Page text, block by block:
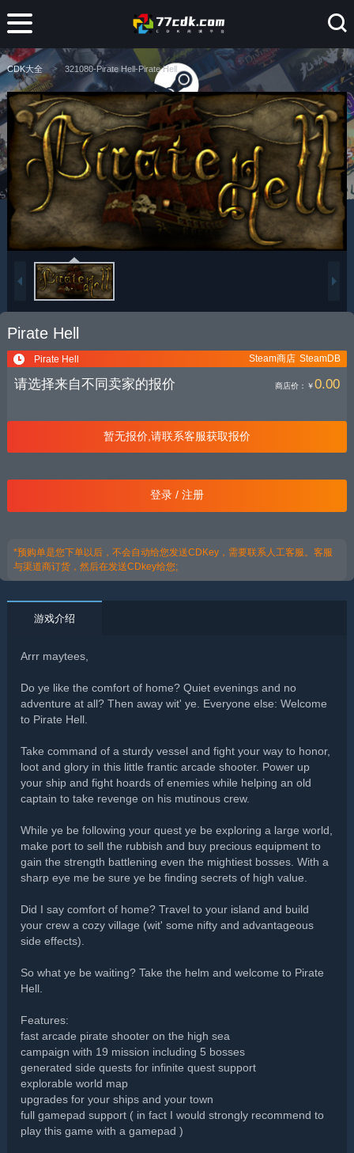
CDK大全 321080-Pirate Hell-Pirate Hell
Pirate Hell
Pirate Hell SteamDB
Steam商店
请选择来自不同卖家的报价 商店价： ￥0.00
暂无报价,请联系客服获取报价
登录 / 注册
*预购单是您下单以后，不会自动给您发送CDKey，需要联系人工客服。客服
与渠道商订货，然后在发送CDkey给您;
游戏介绍
Arrr maytees,
Do ye like the comfort of home? Quiet evenings and no
adventure at all? Then away wit' ye. Everyone else: Welcome
to Pirate Hell.
Take command of a sturdy vessel and fight your way to honor,
loot and glory in this little frantic arcade shooter. Power up
your ship and fight hoards of enemies while helping an old
captain to take revenge on his mutinous crew.
While ye be following your quest ye be exploring a large world,
make port to sell the rubbish and buy precious equipment to
gain the strength battlening even the mightiest bosses. With a
sharp eye me be sure ye be finding secrets of high value.
Did I say comfort of home? Travel to your island and build
your crew a cozy village (wit' some nifty and advantageous
side effects).
So what ye be waiting? Take the helm and welcome to Pirate
Hell.
Features:
fast arcade pirate shooter on the high sea
campaign with 19 mission including 5 bosses
generated side quests for infinite quest support
explorable world map
upgrades for your ships and your town
full gamepad support ( in fact I would strongly recommend to
play this game with a gamepad )